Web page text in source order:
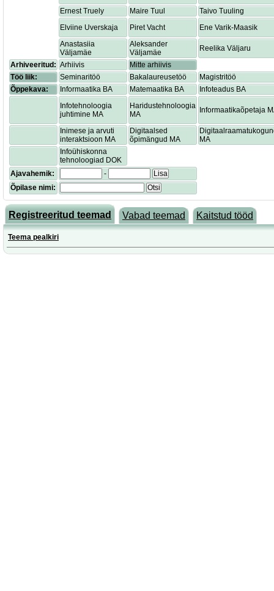
Ernest Truely
Maire Tuul
Taivo Tuuling
Elviine Uverskaja
Piret Vacht
Ene Varik-Maasik
Anastasiia
Väljamäe
Aleksander
Väljamäe
Reelika Väljaru
Arhiveeritud: Arhiivis
Mitte arhiivis
Töö liik:
Seminaritöö Bakalaureusetöö
Magistritöö
Õppekava:
Informaatika BA Matemaatika BA
Infoteadus BA
Infotehnoloogia
juhtimine MA
Haridustehnoloogia
MA
Informaatikaõpetaja
Inimese ja arvuti
interaktsioon MA
Digitaalsed
õpimängud MA
MA
Infoühiskonna
tehnoloogiad DOK
Ajavahemik:
-
Lisa
Õpilase nimi:
Otsi
Registreeritud teemad Vabad teemad Kaitstud tööd
Teema pealkiri